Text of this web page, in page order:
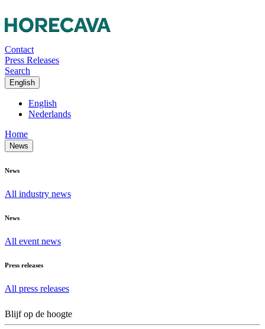
Contact
Press Releases
Search
English
English
Nederlands
Home
News
News
All industry news
News
All event news
Press releases
All press releases
Blijf op de hoogte